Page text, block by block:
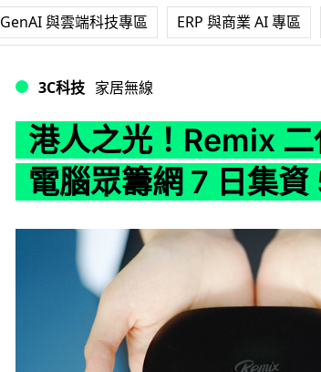
GenAI 與雲端科技專區 ERP 與商業 AI 專區
3C科技 家居無線
港人之光！Remix
電腦眾籌網 7 日集